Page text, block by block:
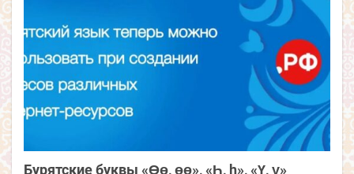
Бурятские буквы «Өө, өө», «Һ, h», «Ү, ү»